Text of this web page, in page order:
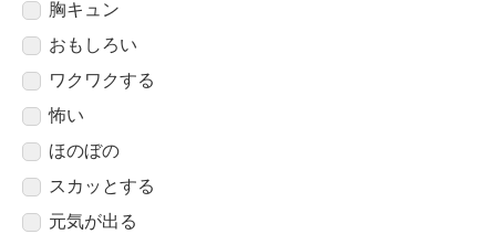
胸キュン
おもしろい
ワクワクする
怖い
ほのぼの
スカッとする
元気が出る